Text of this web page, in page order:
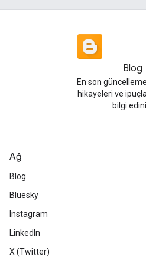
Blog
En son
hikayeleri ve
bilgi
Ağ
Blog
Bluesky
Instagram
LinkedIn
X (Twitter)